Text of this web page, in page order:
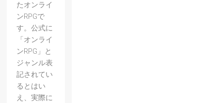
たオンライ
ンRPGで
す。公式に
「オンライ
ンRPG」と
ジャンル表
記されてい
るとはい
え、実際に